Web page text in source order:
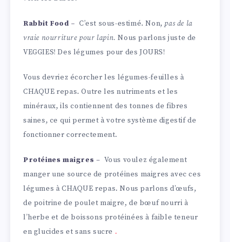
Rabbit Food – C’est sous-estimé. Non, pas de la
vraie nourriture pour lapin.Nous parlons juste de
VEGGIES! Des légumes pour des JOURS!
Vous devriez écorcher les légumes-feuilles à
CHAQUE repas. Outre les nutriments et les
minéraux, ils contiennent des tonnes de fibres
saines, ce qui permet à votre système digestif de
fonctionner correctement.
Protéines maigres – Vous voulez également
manger une source de protéines maigres avec ces
légumes à CHAQUE repas. Nous parlons d’œufs,
de poitrine de poulet maigre, de bœuf nourri à
l’herbe et de boissons protéinées à faible teneur
en glucides et sans sucre .